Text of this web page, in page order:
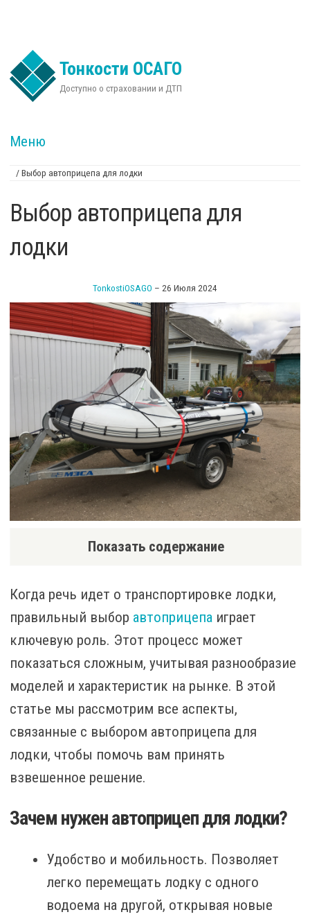
Тонкости ОСАГО
Доступно о страховании и ДТП
Меню
Вы здесь
/Выбор автоприцепа для лодки
Выбор автоприцепа для
лодки
TonkostiOSAGO – 26 Июля 2024
Показать содержание
Когда речь идет о транспортировке лодки,
правильный выбор автоприцепа играет
ключевую роль. Этот процесс может
показаться сложным, учитывая разнообразие
моделей и характеристик на рынке. В этой
статье мы рассмотрим все аспекты,
связанные с выбором автоприцепа для
лодки, чтобы помочь вам принять
взвешенное решение.
Зачем нужен автоприцеп для лодки?
Удобство и мобильность. Позволяет
легко перемещать лодку с одного
водоема на другой, открывая новые